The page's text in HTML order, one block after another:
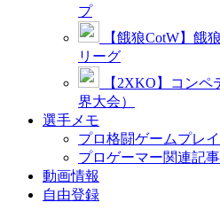
プ
【餓狼CotW】餓
リーグ
【2XKO】コンペ
界大会）
選手メモ
プロ格闘ゲームプレ
プロゲーマー関連記事
動画情報
自由登録